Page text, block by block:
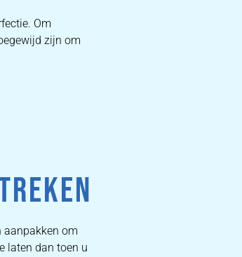
Om
zijn om
aanpakken om
laten dan toen u